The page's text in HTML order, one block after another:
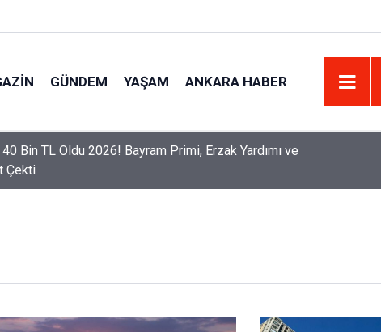
GÜNDEM YAŞAM ANKARA HABER
Bin TL Oldu 2026! Bayram Primi, Erzak Yardımı ve
Çekti